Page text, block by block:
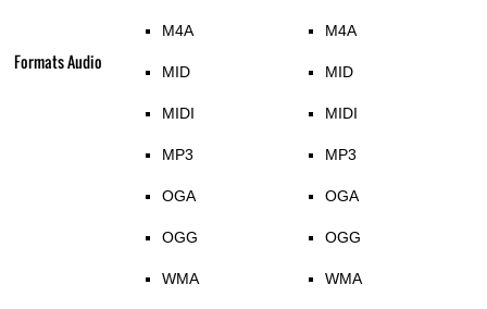
Formats Audio
M4A
MID
MIDI
MP3
OGA
OGG
WMA
M4A
MID
MIDI
MP3
OGA
OGG
WMA